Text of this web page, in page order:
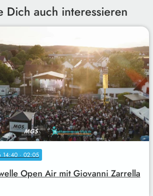
Dich auch interessieren
14:40 · 02:05
Open Air mit Giovanni Zarrella